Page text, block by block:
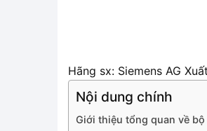
Hãng sx: Siemens AG
Nội dung chính
Giới thiệu tổng quan về